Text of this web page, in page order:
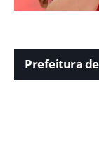
Prefeitura